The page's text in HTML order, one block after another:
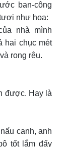
ban-công
như hoa:
nhà mình
hai chục mét
rong rêu.
được. Hay là
canh, anh
tốt lắm đấy